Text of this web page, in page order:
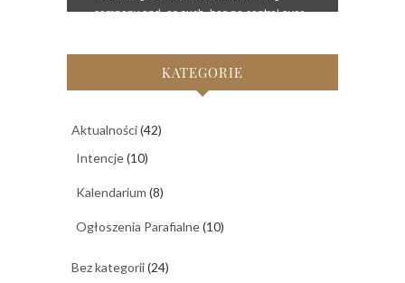
KATEGORIE
Aktualności(42)
Intencje(10)
Kalendarium (8)
Ogłoszenia Parafialne(10)
Bez kategorii(24)